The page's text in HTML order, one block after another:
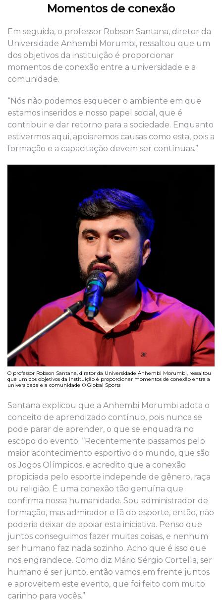
Momentos de conexão
Em seguida, o professor Robson Santana, diretor da
Universidade Anhembi Morumbi, ressaltou que um
dos objetivos da instituição é proporcionar
momentos de conexão entre a universidade e a
comunidade.
“Nós não podemos esquecer o ambiente em que
estamos inseridos e nosso papel social, que é
contribuir e dar retorno para a sociedade. Enquanto
estivermos aqui, apoiaremos causas como esta, pois a
formação e a capacitação devem ser contínuas.”
O professor Robson Santana, diretor da Universidade Anhembi Morumbi, ressaltou
que um dos objetivos da instituição é proporcionar momentos de conexão entre a
universidade e a comunidade © Global Sports
Santana explicou que a Anhembi Morumbi adota o
conceito de aprendizado contínuo, pois nunca se
pode parar de aprender, o que se enquadra no
escopo do evento. “Recentemente passamos pelo
maior acontecimento esportivo do mundo, que são
os Jogos Olímpicos, e acredito que a conexão
propiciada pelo esporte independe de gênero, raça
ou religião. É uma conexão tão genuína que
confirma nossa humanidade. Sou administrador de
formação, mas admirador e fã do esporte, então, não
poderia deixar de apoiar esta iniciativa. Penso que
juntos conseguimos fazer muitas coisas, e nenhum
ser humano faz nada sozinho. Acho que é isso que
nos engrandece. Como diz Mário Sérgio Cortella, ser
humano é ser junto, então vamos em frente juntos
e aproveitem este evento, que foi feito com muito
carinho para vocês.”